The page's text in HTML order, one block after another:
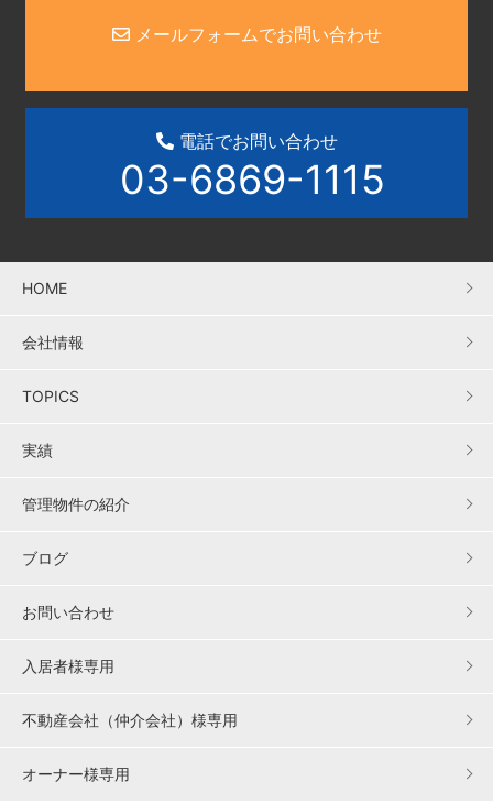
メールフォームでお問い合わせ
電話でお問い合わせ
03-6869-1115
HOME
会社情報
TOPICS
実績
管理物件の紹介
ブログ
お問い合わせ
入居者様専用
不動産会社（仲介会社）様専用
オーナー様専用